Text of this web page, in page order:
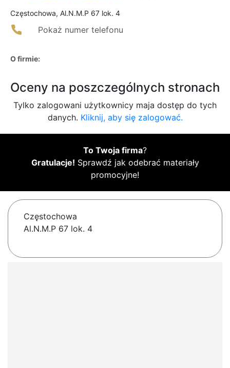
Częstochowa, Al.N.M.P 67 lok. 4
Pokaż numer telefonu
O firmie:
Oceny na poszczególnych stronach
Tylko zalogowani użytkownicy maja dostęp do tych
danych. Kliknij, aby się zalogować.
To Twoja firma?
Gratulacje! Sprawdź jak odebrać materiały
promocyjne!
Częstochowa
Al.N.M.P 67 lok. 4